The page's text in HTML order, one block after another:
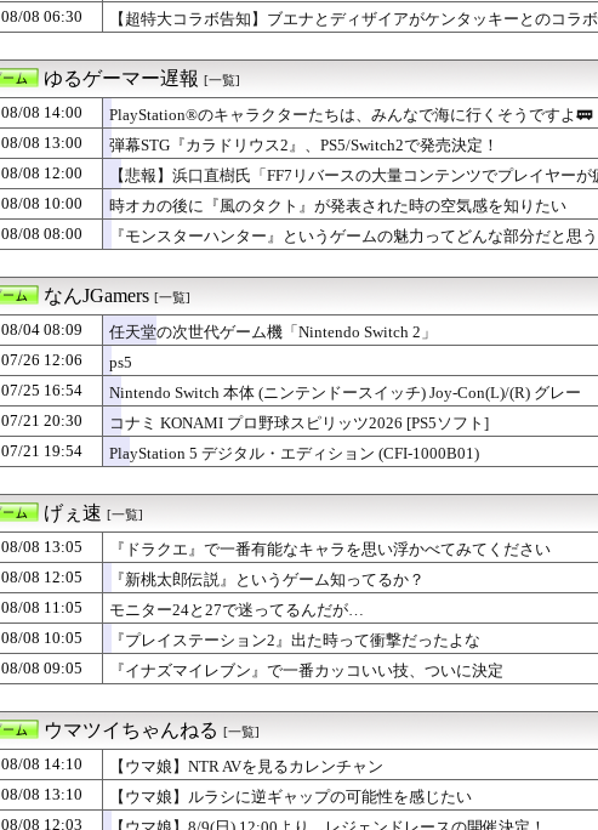
08/08 06:30
【超特大コラボ告知】ブエナとディザイアがケンタッキーとのコラ
ゆるゲーマー遅報 [一覧]
08/08 14:00
PlayStation®のキャラクターたちは、みんなで海に行くそうですよ🚃
08/08 13:00
弾幕STG『カラドリウス2』、PS5/Switch2で発売決定！
08/08 12:00
【悲報】浜口直樹氏「FF7リバースの大量コンテンツでプレイヤーが
08/08 10:00
時オカの後に『風のタクト』が発表された時の空気感を知りたい
08/08 08:00
『モンスターハンター』というゲームの魅力ってどんな部分だと思う
なんJGamers [一覧]
08/04 08:09
任天堂の次世代ゲーム機「Nintendo Switch 2」
07/26 12:06
ps5
07/25 16:54
Nintendo Switch 本体 (ニンテンドースイッチ) Joy-Con(L)/(R) グレー
07/21 20:30
コナミ KONAMI プロ野球スピリッツ2026 [PS5ソフト]
07/21 19:54
PlayStation 5 デジタル・エディション (CFI-1000B01)
げぇ速 [一覧]
08/08 13:05
『ドラクエ』で一番有能なキャラを思い浮かべてみてください
08/08 12:05
『新桃太郎伝説』というゲーム知ってるか？
08/08 11:05
モニター24と27で迷ってるんだが…
08/08 10:05
『プレイステーション2』出た時って衝撃だったよな
08/08 09:05
『イナズマイレブン』で一番カッコいい技、ついに決定
ウマツイちゃんねる [一覧]
08/08 14:10
【ウマ娘】NTR AVを見るカレンチャン
08/08 13:10
【ウマ娘】ルラシに逆ギャップの可能性を感じたい
08/08 12:03